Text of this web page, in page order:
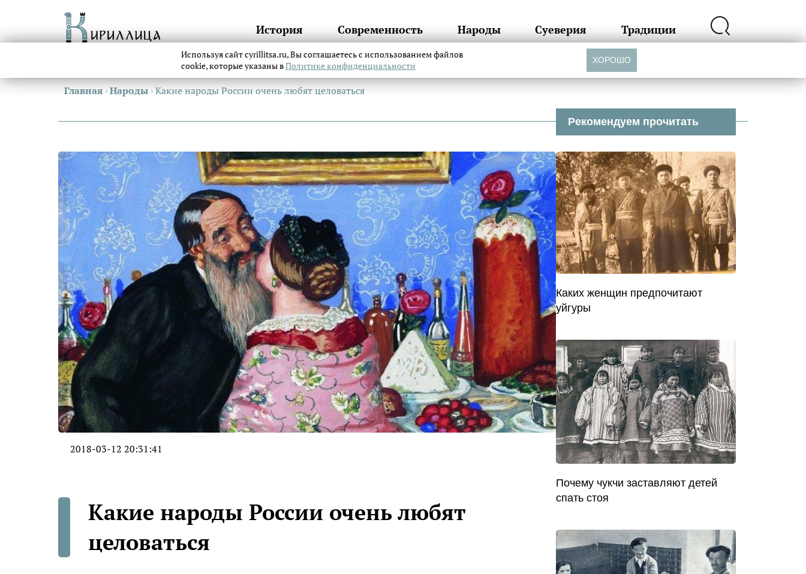
История Современность Народы Суеверия Традиции
Главная ›Народы ›Какие народы России очень любят целоваться
2018-03-12 20:31:41
Какие народы России очень любят
целоваться
Рекомендуем прочитать
Каких женщин предпочитают
уйгуры
Почему чукчи заставляют детей
спать стоя
Используя сайт cyrillitsa.ru, Вы соглашаетесь с использованием файлов
cookie, которые указаны вПолитике конфиденциальности ХОРОШО